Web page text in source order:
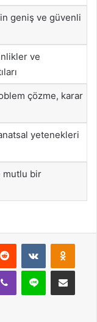
geniş ve güvenli
ve
çözme, karar
yetenekleri
mutlu bir
Reddit VKontakte
Viber Line E-Posta ile